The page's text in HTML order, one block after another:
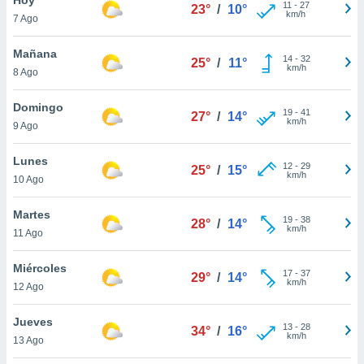
en
más
nuestra
de
cookies
aceptar
7 Ago
23° / 10° 11 - 27
km/h
Mañana
8 Ago
25° / 11° 14- 32
km/h
Domingo
9 Ago
27° / 14° 19- 41
km/h
Lunes
10 Ago
25° / 15° 12- 29
km/h
Martes
11 Ago
28° / 14° 19- 38
km/h
Miércoles
12 Ago
29° / 14° 17- 37
km/h
Jueves
13 Ago
34° / 16° 13- 28
km/h